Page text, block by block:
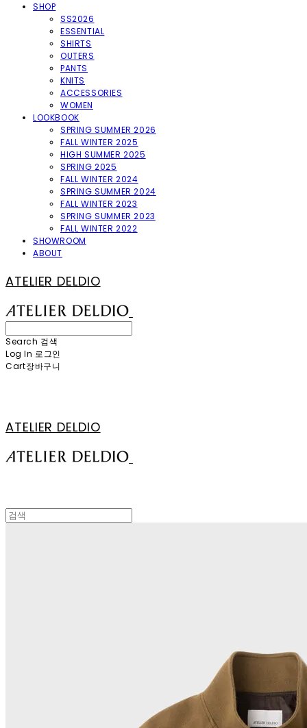
SHOP
SS2026
ESSENTIAL
SHIRTS
OUTERS
PANTS
KNITS
ACCESSORIES
WOMEN
LOOKBOOK
SPRING SUMMER 2026
FALL WINTER 2025
HIGH SUMMER 2025
SPRING 2025
FALL WINTER 2024
SPRING SUMMER 2024
FALL WINTER 2023
SPRING SUMMER 2023
FALL WINTER 2022
SHOWROOM
ABOUT
ATELIER DELDIO
Search 검색
Log In 로그인
Cart장바구니
ATELIER DELDIO